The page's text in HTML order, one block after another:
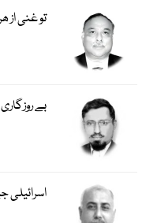
تو غنی از
بے
اسرائیلی